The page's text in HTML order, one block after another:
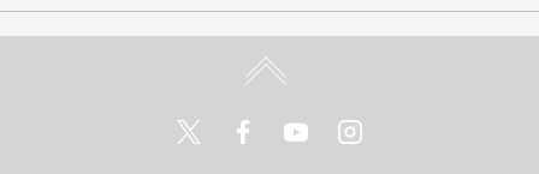
TwitterFacebookYoutube